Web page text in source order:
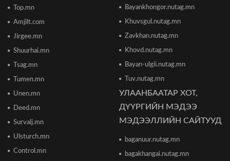
Парламент хар тамхины хэргийн ялын
2026/06/16 15:49
Ши Жиньпин Монголд айлчилна
"The MongolZ" баг IEM Cologne Major-2026
тэмцээнийг гуравдугаар шатнаас өндөрлүүллээ
ТЦА: Согтуугаар автомашин жолоодож долоон
тээврийн хэрэгсэл мөргөсөн этгээдийг
Top.mn
Amjilt.com
Jirgee.mn
Shuurhai.mn
Tsag.mn
Tumen.mn
Unen.mn
Deed.mn
Survalj.mn
Ulsturch.mn
Control.mn
Bayankhongor.nutag.mn
Khuvsgul.nutag.mn
Zavkhan.nutag.mn
Khovd.nutag.mn
Bayan-ulgii.nutag.mn
Tuv.nutag.mn
УЛААНБААТАР ХОТ,
ДҮҮРГИЙН МЭДЭЭ
МЭДЭЭЛЛИЙН САЙТУУД
baganuur.nutag.mn
bagakhangai.nutag.mn